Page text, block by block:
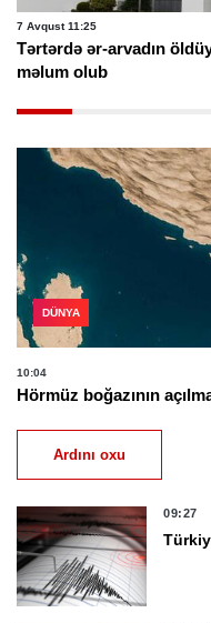
7 Avqust 11:25
Tərtərdə ər-arvadın
məlum olub
DÜNYA
10:04
Hörmüz boğazının
Ardını oxu
09:27